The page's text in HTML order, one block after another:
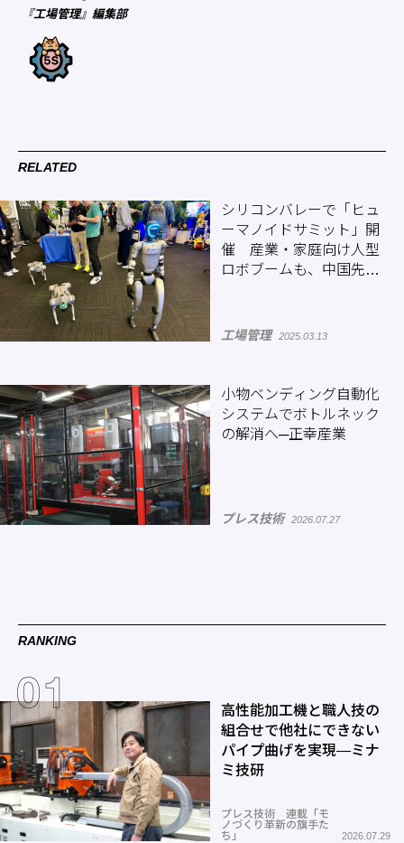
『工場管理』編集部
RELATED
シリコンバレーで「ヒュ
ーマノイドサミット」開
催 産業・家庭向け人型
ロボブームも、中国先行
工場管理 2025.03.13
小物ベンディング自動化
システムでボトルネック
の解消へ─正幸産業
プレス技術 2026.07.27
RANKING
高性能加工機と職人技の
組合せで他社にできない
パイプ曲げを実現―ミナ
ミ技研
プレス技術 連載「モ
ノづくり革新の旗手た
ち」
2026.07.29